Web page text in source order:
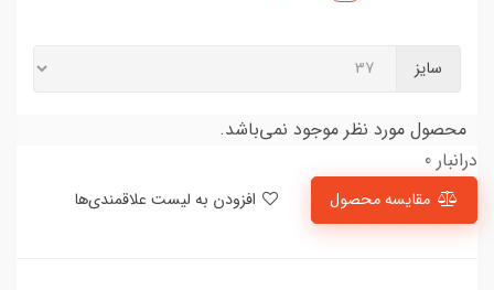
سایز
محصول مورد نظر موجود نمی‌باشد.
درانبار 0
مقایسه محصول